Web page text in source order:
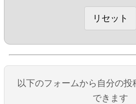
以下のフォームから自分の
できます